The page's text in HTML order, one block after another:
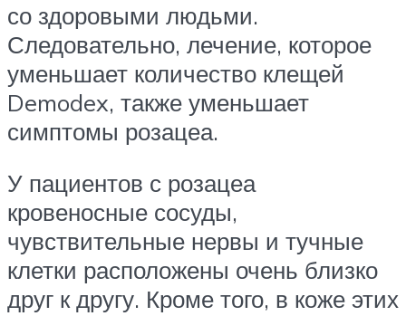
со здоровыми людьми.
Следовательно, лечение, которое
уменьшает количество клещей
Demodex, также уменьшает
симптомы розацеа.
У пациентов с розацеа
кровеносные сосуды,
чувствительные нервы и тучные
клетки расположены очень близко
друг к другу. Кроме того, в коже этих